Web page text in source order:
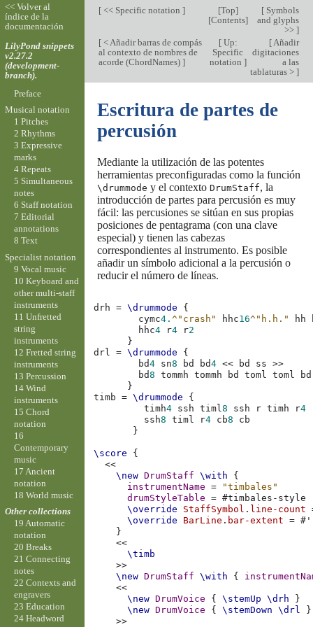
[<< Specific notation ] [Top]
[Contents]
[Symbols
and glyphs
>> ]
[< Añadir barras de compás
al contexto de nombres de
acorde (ChordNames) ]
[Up:
Specific
notation ]
[Añadir
digitaciones
a las
tablaturas > ]
Escritura de partes de
percusión
Mediante la utilización de las potentes
herramientas preconfiguradas como la función
\drummode y el contexto DrumStaff, la
introducción de partes para percusión es muy
fácil: las percusiones se sitúan en sus propias
posiciones de pentagrama (con una clave
especial) y tienen las cabezas
correspondientes al instrumento. Es posible
añadir un símbolo adicional a la percusión o
reducir el número de líneas.
drh = \drummode
{
cymc4.^"crash" hhc16^"h.h." hh
hhc4 r4 r2
}
drl
= \drummode
{
bd4 sn8 bd bd4 << bd ss
>>
bd8 tommh tommh bd toml toml
bd
}
timb
= \drummode
{
timh4 ssh timl8 ssh r timh r4
ssh8 timl r4 cb8
cb
}
\score
{
<<
\new DrumStaff \with
{
instrumentName
=
"timbales"
drumStyleTable
= #timbales-style
\override
StaffSymbol . line-count
\override
BarLine . bar-extent = # '
}
<<
\timb
>>
\new DrumStaff \with {
<<
\new DrumVoice { \stemUp \drh
}
\new DrumVoice { \stemDown \drl
}
>>
<< Volver al
índice de la
documentación
LilyPond snippets
v2.27.2
(development-
branch).
Preface
Musical notation
1 Pitches
2 Rhythms
3 Expressive
marks
4 Repeats
5 Simultaneous
notes
6 Staff notation
7 Editorial
annotations
8 Text
Specialist notation
9 Vocal music
10 Keyboard and
other multi-staff
instruments
11 Unfretted
string
instruments
12 Fretted string
instruments
13 Percussion
14 Wind
instruments
15 Chord
notation
16
Contemporary
music
17 Ancient
notation
18 World music
Other collections
19 Automatic
notation
20 Breaks
21 Connecting
notes
22 Contexts and
engravers
23 Education
24 Headword